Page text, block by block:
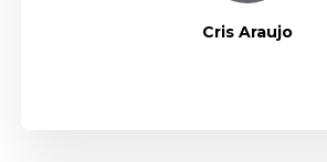
Cris Araujo